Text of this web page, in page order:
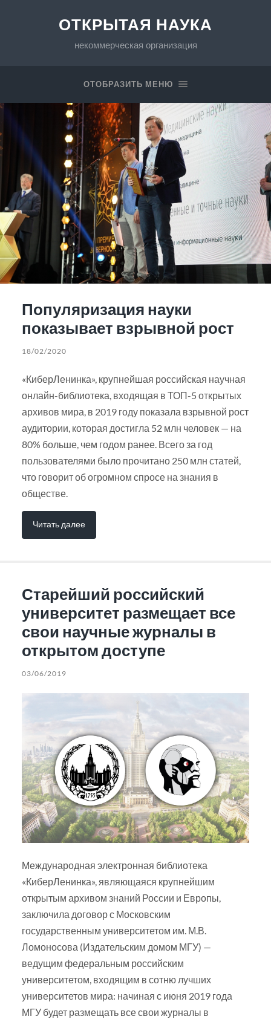
ОТКРЫТАЯ НАУКА
некоммерческая организация
ОТОБРАЗИТЬ МЕНЮ
Популяризация науки
показывает взрывной рост
18/02/2020
«КиберЛенинка», крупнейшая российская научная
онлайн-библиотека, входящая в ТОП-5 открытых
архивов мира, в 2019 году показала взрывной рост
аудитории, которая достигла 52 млн человек — на
80% больше, чем годом ранее. Всего за год
пользователями было прочитано 250 млн статей,
что говорит об огромном спросе на знания в
обществе.
Читать далее
Старейший российский
университет размещает все
свои научные журналы в
открытом доступе
03/06/2019
Международная электронная библиотека
«КиберЛенинка», являющаяся крупнейшим
открытым архивом знаний России и Европы,
заключила договор с Московским
государственным университетом им. М.В.
Ломоносова (Издательским домом МГУ) —
ведущим федеральным российским
университетом, входящим в сотню лучших
университетов мира: начиная с июня 2019 года
МГУ будет размещать все свои журналы в